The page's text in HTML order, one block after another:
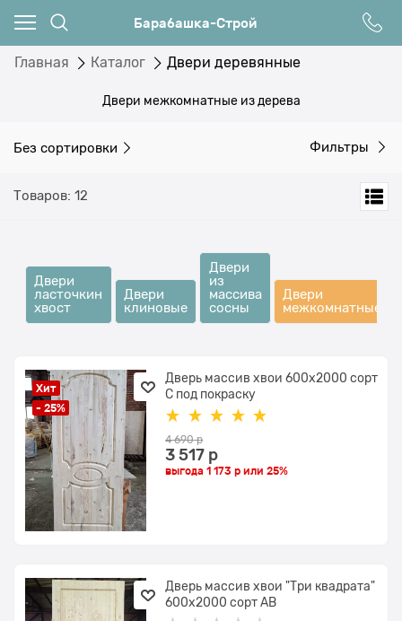
Барабашка-Строй
Главная Каталог Двери деревянные
Двери межкомнатные из дерева
Без сортировки Фильтры
Товаров: 12
Двери
ласточкин
хвост
Двери
клиновые
Двери
из
массива
сосны
Двери
межкомнатные
Хит
- 25%
Дверь массив хвои 600х2000 сорт
С под покраску
4 690 р
3 517 р
выгода1 173 р или25%
Дверь массив хвои "Три квадрата"
600х2000 сорт АВ